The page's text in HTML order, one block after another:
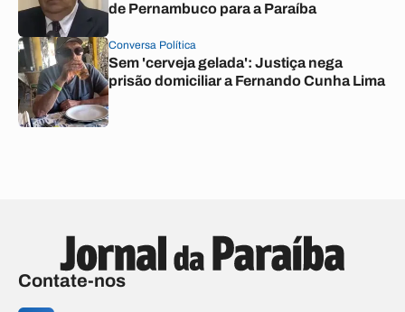
de Pernambuco para a Paraíba
Conversa Política
Sem 'cerveja gelada': Justiça nega
prisão domiciliar a Fernando Cunha Lima
Contate-nos